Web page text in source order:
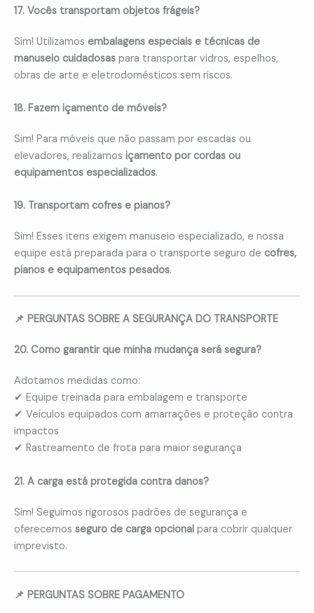
17. Vocês transportam objetos frágeis?
Sim! Utilizamos embalagens especiais e técnicas de
manuseio cuidadosas para transportar vidros, espelhos,
obras de arte e eletrodomésticos sem riscos.
18. Fazem içamento de móveis?
Sim! Para móveis que não passam por escadas ou
elevadores, realizamos içamento por cordas ou
equipamentos especializados.
19. Transportam cofres e pianos?
Sim! Esses itens exigem manuseio especializado, e nossa
equipe está preparada para o transporte seguro de cofres,
pianos e equipamentos pesados.
📌 PERGUNTAS SOBRE A SEGURANÇA DO TRANSPORTE
20. Como garantir que minha mudança será segura?
Adotamos medidas como:
✔ Equipe treinada para embalagem e transporte
✔ Veículos equipados com amarrações e proteção contra
impactos
✔ Rastreamento de frota para maior segurança
21. A carga está protegida contra danos?
Sim! Seguimos rigorosos padrões de segurança e
oferecemos seguro de carga opcional para cobrir qualquer
imprevisto.
📌 PERGUNTAS SOBRE PAGAMENTO